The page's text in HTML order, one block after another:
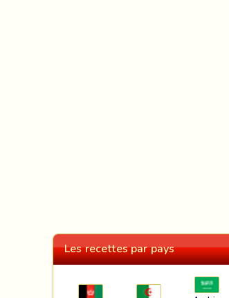
Les recettes par pays